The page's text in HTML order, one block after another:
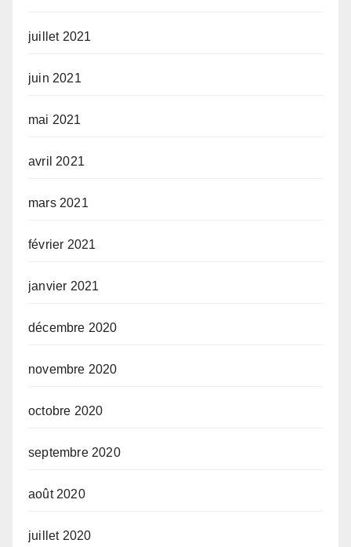
juillet 2021
juin 2021
mai 2021
avril 2021
mars 2021
février 2021
janvier 2021
décembre 2020
novembre 2020
octobre 2020
septembre 2020
août 2020
juillet 2020